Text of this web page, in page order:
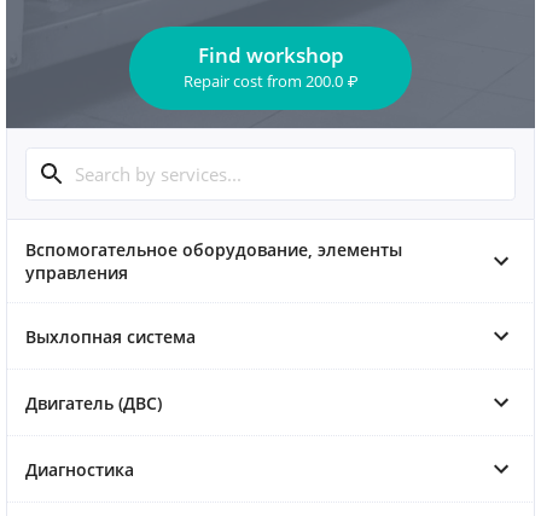
Find workshop
Repair costfrom 200.0 ₽
Вспомогательное оборудование, элементы
управления
Выхлопная система
Двигатель (ДВС)
Диагностика